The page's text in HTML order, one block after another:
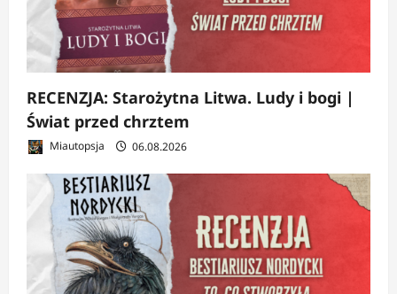
RECENZJA: Starożytna Litwa. Ludy i bogi |
Świat przed chrztem
Miautopsja 06.08.2026